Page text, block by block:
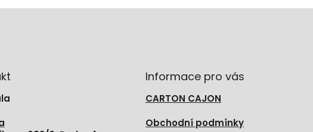
Informace pro vás
CARTON CAJON
Obchodní podmínky